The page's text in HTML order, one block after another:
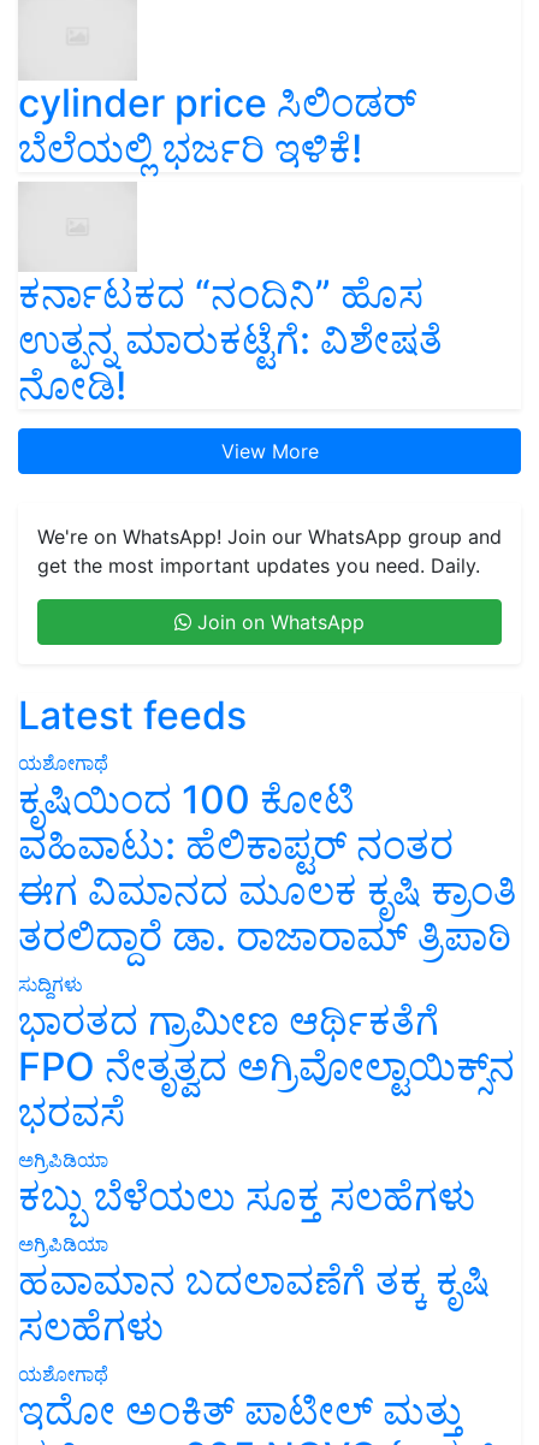
cylinder price ಸಿಲಿಂಡರ್‌
ಬೆಲೆಯಲ್ಲಿ ಭರ್ಜರಿ ಇಳಿಕೆ!
ಕರ್ನಾಟಕದ “ನಂದಿನಿ” ಹೊಸ
ಉತ್ಪನ್ನ ಮಾರುಕಟ್ಟೆಗೆ: ವಿಶೇಷತೆ
ನೋಡಿ!
View More
We're on WhatsApp! Join our WhatsApp group and
get the most important updates you need. Daily.
Join on WhatsApp
Latest feeds
ಯಶೋಗಾಥೆ
ಕೃಷಿಯಿಂದ 100 ಕೋಟಿ
ವಹಿವಾಟು: ಹೆಲಿಕಾಪ್ಟರ್ ನಂತರ
ಈಗ ವಿಮಾನದ ಮೂಲಕ ಕೃಷಿ ಕ್ರಾಂತಿ
ತರಲಿದ್ದಾರೆ ಡಾ. ರಾಜಾರಾಮ್ ತ್ರಿಪಾಠಿ
ಸುದ್ದಿಗಳು
ಭಾರತದ ಗ್ರಾಮೀಣ ಆರ್ಥಿಕತೆಗೆ
FPO ನೇತೃತ್ವದ ಅಗ್ರಿವೋಲ್ಟಾಯಿಕ್ಸ್‌ನ
ಭರವಸೆ
ಅಗ್ರಿಪಿಡಿಯಾ
ಕಬ್ಬು ಬೆಳೆಯಲು ಸೂಕ್ತ ಸಲಹೆಗಳು
ಅಗ್ರಿಪಿಡಿಯಾ
ಹವಾಮಾನ ಬದಲಾವಣೆಗೆ ತಕ್ಕ ಕೃಷಿ
ಸಲಹೆಗಳು
ಯಶೋಗಾಥೆ
ಇದೋ ಅಂಕಿತ್ ಪಾಟೀಲ್ ಮತ್ತು